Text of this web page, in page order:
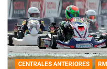
CENTRALES ANTERIORES